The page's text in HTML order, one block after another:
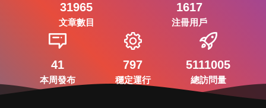
31965
文章數目
1617
注冊用戶
41
本周發布
797
穩定運行
5111005
總訪問量